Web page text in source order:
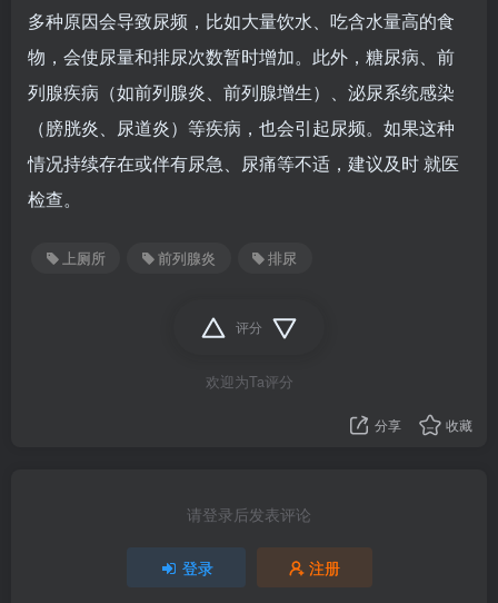
多种原因会导致尿频，比如大量饮水、吃含水量高的食
物，会使尿量和排尿次数暂时增加。此外，糖尿病、前
列腺疾病（如前列腺炎、前列腺增生）、泌尿系统感染
（膀胱炎、尿道炎）等疾病，也会引起尿频。如果这种
情况持续存在或伴有尿急、尿痛等不适，建议及时 就医
检查。
上厕所 前列腺炎 排尿
评分
欢迎为Ta评分
分享 收藏
请登录后发表评论
登录 注册